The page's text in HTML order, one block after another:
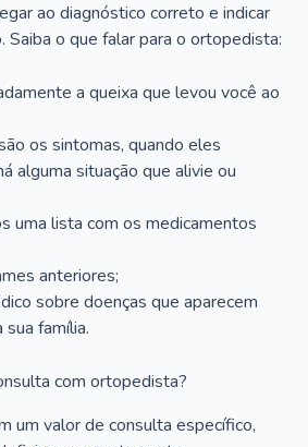
ao diagnóstico correto e indicar
o que falar para o ortopedista:
a queixa que levou você ao
os sintomas, quando eles
alguma situação que alivie ou
uma lista com os medicamentos
anteriores;
sobre doenças que aparecem
sua família.
com ortopedista?
um valor de consulta específico,